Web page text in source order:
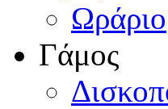
Ωράριο
Γάμος